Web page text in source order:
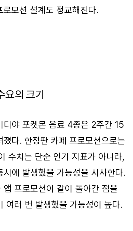
모션 설계도 정교해진다.
요의 크기
디야 포켓몬 음료 4종은 2주간 15
졌다. 한정판 카페 프로모션으로는
수치는 단순 인기 지표가 아니라,
시에 발생했을 가능성을 시사한다.
앱 프로모션이 같이 돌아간 점을
여러 번 발생했을 가능성이 높다.